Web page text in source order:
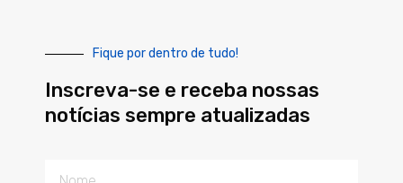
Fique por dentro de tudo!
Inscreva-se e receba nossas
notícias sempre atualizadas